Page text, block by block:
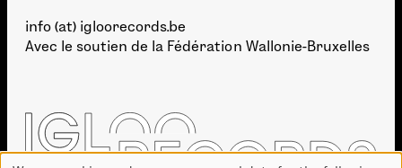
info (at) igloorecords.be
Avec le soutien de la Fédération Wallonie-Bruxelles